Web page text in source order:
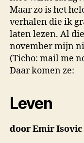
Maar zo is het
verhalen die ik
laten lezen. Al
november mijn
(Ticho: mail me
Daar komen ze:
Leven
door Emir